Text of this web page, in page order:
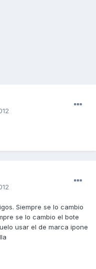
Siempre se lo cambio
se lo cambio el bote
usar el de marca ipone